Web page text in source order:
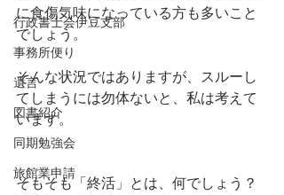
行政書士会伊豆支部
事務所便り
遺言
図書紹介
同期勉強会
旅館業申請
に食傷気味になっている方も多いこと
でしょう。
そんな状況ではありますが、スルーし
てしまうには勿体ないと、私は考えて
います。
そもそも「終活」とは、何でしょう？